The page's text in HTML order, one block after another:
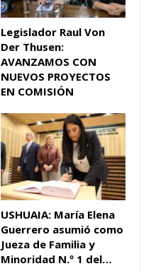
Legislador Raul Von
Der Thusen:
AVANZAMOS CON
NUEVOS PROYECTOS
EN COMISIÓN
USHUAIA: María Elena
Guerrero asumió como
Jueza de Familia y
Minoridad N.º 1 del…